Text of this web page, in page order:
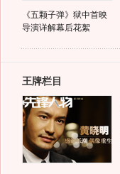
《五颗子弹》狱中首映
导演详解幕后花絮
王牌栏目